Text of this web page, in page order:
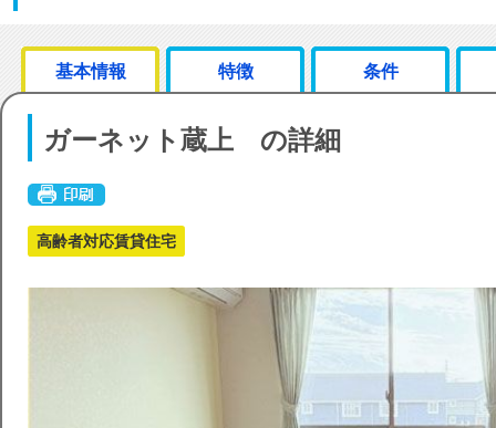
基本情報 特徴 条件
ガーネット蔵上 の詳細
高齢者対応賃貸住宅